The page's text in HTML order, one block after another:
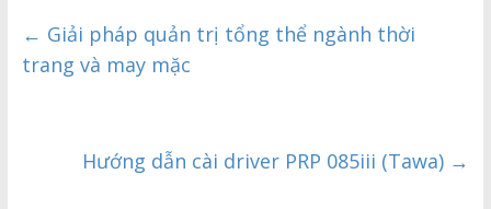
← Giải pháp quản trị tổng thể ngành thời
trang và may mặc
Hướng dẫn cài driver PRP 085iii (Tawa) →